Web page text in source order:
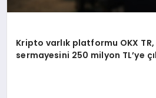
Kripto varlık platformu OKX TR,
sermayesini 250 milyon TL’ye